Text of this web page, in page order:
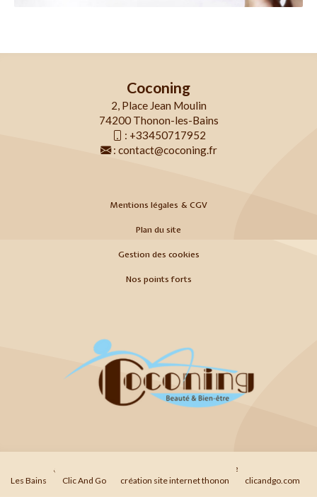
Coconing
2, Place Jean Moulin
74200 Thonon-les-Bains
: +33450717952
: contact@coconing.fr
Mentions légales & CGV
Plan du site
Gestion des cookies
Nos points forts
Agence Web Thonon Les Bains
Référencement Google Thonon
Les Bains
Clic And Go création site internet thonon clicandgo.com